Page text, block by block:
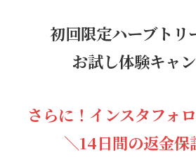
初回限定ハーブトリ
お試し体験キャ
さらに！インスタフォ
＼14日間の返金保